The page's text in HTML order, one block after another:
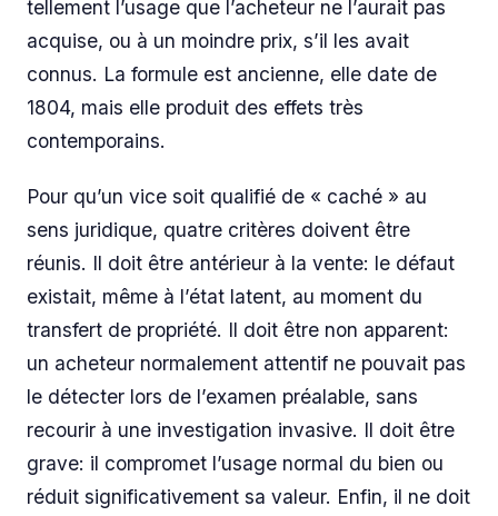
tellement l’usage que l’acheteur ne l’aurait pas
acquise, ou à un moindre prix, s’il les avait
connus. La formule est ancienne, elle date de
1804, mais elle produit des effets très
contemporains.
Pour qu’un vice soit qualifié de « caché » au
sens juridique, quatre critères doivent être
réunis. Il doit être antérieur à la vente: le défaut
existait, même à l’état latent, au moment du
transfert de propriété. Il doit être non apparent:
un acheteur normalement attentif ne pouvait pas
le détecter lors de l’examen préalable, sans
recourir à une investigation invasive. Il doit être
grave: il compromet l’usage normal du bien ou
réduit significativement sa valeur. Enfin, il ne doit